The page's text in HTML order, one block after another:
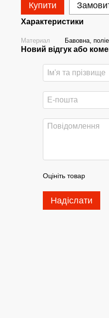
Купити
Характеристики
Материал Бавовна,
Новий відгук або
Оцініть товар
Надіслати